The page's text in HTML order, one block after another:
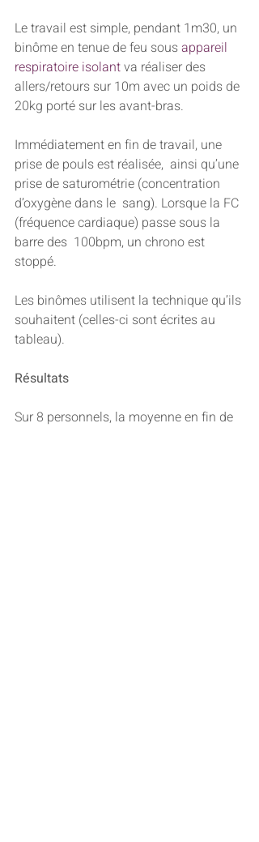
Le travail est simple, pendant 1m30, un
binôme en tenue de feu sous appareil
respiratoire isolant va réaliser des
allers/retours sur 10m avec un poids de
20kg porté sur les avant-bras.
Immédiatement en fin de travail, une
prise de pouls est réalisée,  ainsi qu’une
prise de saturométrie (concentration
d’oxygène dans le  sang). Lorsque la FC
(fréquence cardiaque) passe sous la
barre des  100bpm, un chrono est
stoppé.
Les binômes utilisent la technique qu’ils
souhaitent (celles-ci sont écrites au
tableau).
Résultats
Sur 8 personnels, la moyenne en fin de